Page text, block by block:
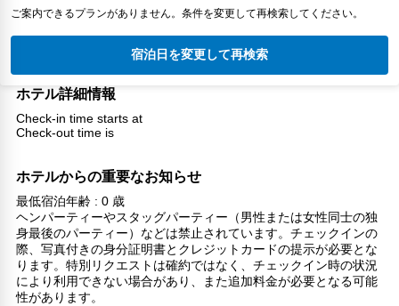
ご案内できるプランがありません。条件を変更して再検索してください。
宿泊日を変更して再検索
ホテル詳細情報
Check-in time starts at
Check-out time is
ホテルからの重要なお知らせ
最低宿泊年齢 : 0 歳
ヘンパーティーやスタッグパーティー（男性または女性同士の独
身最後のパーティー）などは禁止されています。チェックインの
際、写真付きの身分証明書とクレジットカードの提示が必要とな
ります。特別リクエストは確約ではなく、チェックイン時の状況
により利用できない場合があり、また追加料金が必要となる可能
性があります。